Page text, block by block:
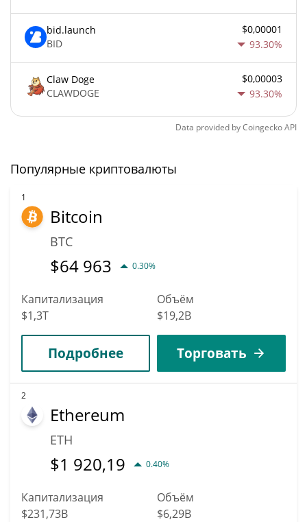
bid.launch
BID
$0,00001
93.30%
Claw Doge
CLAWDOGE
$0,00003
93.30%
Data provided byCoingeckoAPI
Популярные криптовалюты
1
Bitcoin
BTC
$64 963 0.30%
Капитализация
$1,3T
Объём
$19,2B
Подробнее Торговать
2
Ethereum
ETH
$1 920,19 0.40%
Капитализация
$231,73B
Объём
$6,29B